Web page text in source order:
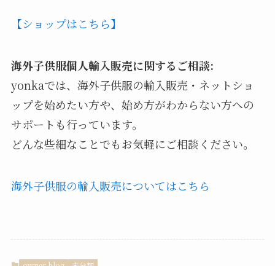
【ショップはこちら】
海外子供服個人輸入販売に関するご相談:
yonkaでは、海外子供服の輸入販売・ネットショ
ップを始めたい方や、始め方がわからない方への
サポートも行っています。
どんな些細なことでもお気軽にご相談ください。
海外子供服の輸入販売についてはこちら